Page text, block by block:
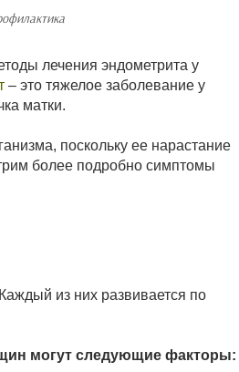
лечения эндометрита у
– это тяжелое заболевание у
матки.
поскольку ее нарастание
более подробно симптомы
из них развивается по
могут следующие факторы: